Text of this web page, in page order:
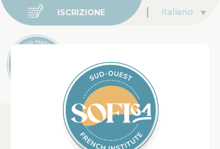
ISCRIZIONE Italiano
La Nostra Scuola